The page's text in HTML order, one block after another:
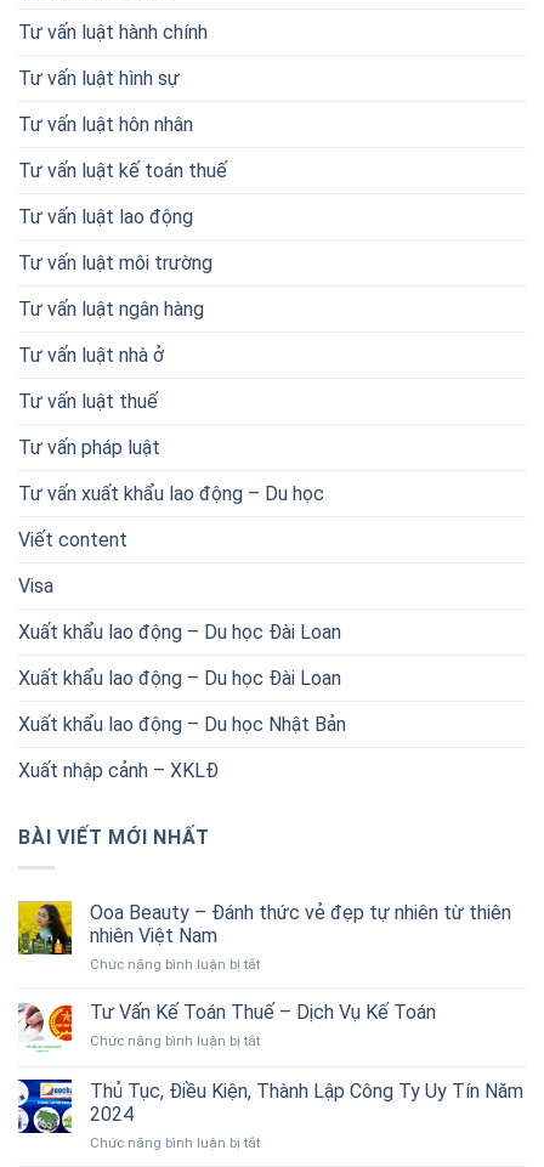
Tư vấn luật hành chính
Tư vấn luật hình sự
Tư vấn luật hôn nhân
Tư vấn luật kế toán thuế
Tư vấn luật lao động
Tư vấn luật môi trường
Tư vấn luật ngân hàng
Tư vấn luật nhà ở
Tư vấn luật thuế
Tư vấn pháp luật
Tư vấn xuất khẩu lao động – Du học
Viết content
Visa
Xuất khẩu lao động – Du học Đài Loan
Xuất khẩu lao động – Du học Đài Loan
Xuất khẩu lao động – Du học Nhật Bản
Xuất nhập cảnh – XKLĐ
BÀI VIẾT MỚI NHẤT
Ooa Beauty – Đánh thức vẻ đẹp tự nhiên từ thiên
nhiên Việt Nam
Chức năng bình luận bị tắtở
Beauty
Đánh
vẻ
nhiên
Tư Vấn Kế Toán Thuế – Dịch Vụ Kế Toán
Chức năng bình luận bị tắtở
Vấn
Kế
Thuế
Thủ Tục, Điều Kiện, Thành Lập Công Ty Uy Tín Năm
2024
Chức năng bình luận bị tắtở